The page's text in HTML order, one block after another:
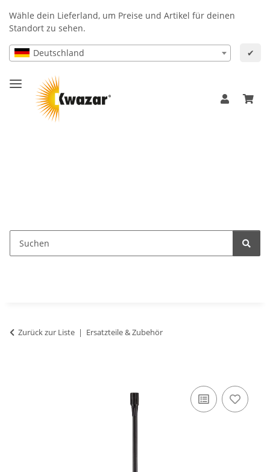
Wähle dein Lieferland, um Preise und Artikel für deinen
Standort zu sehen.
Deutschland ✔
Zurück zur Liste Ersatzteile & Zubehör